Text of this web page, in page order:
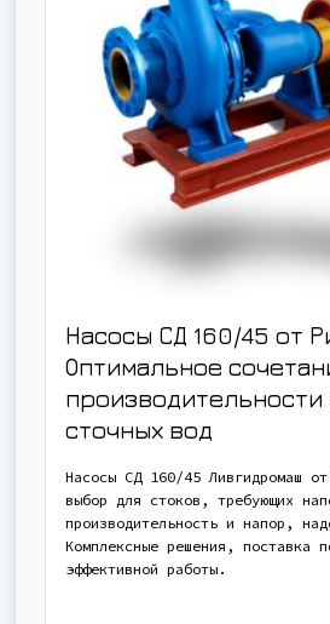
Насосы СД 160/45 от
Оптимальное
производительности
сточных вод
Насосы СД 160/45 Ливгидромаш
выбор для стоков, требующих
производительность и напор,
Комплексные решения, поставка
эффективной работы.